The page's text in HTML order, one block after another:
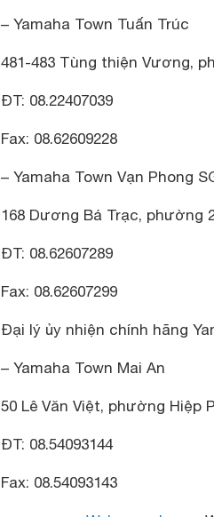
– Yamaha Town Tuấn Trúc
481-483 Tùng thiện Vương,
ĐT: 08.22407039
Fax: 08.62609228
– Yamaha Town Vạn Phong
168 Dương Bá Trạc, phường
ĐT: 08.62607289
Fax: 08.62607299
Đại lý ủy nhiện chính hãng
– Yamaha Town Mai An
50 Lê Văn Việt, phường Hiệp
ĐT: 08.54093144
Fax: 08.54093143